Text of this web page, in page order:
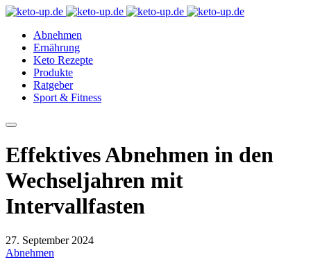
Abnehmen
Ernährung
Keto Rezepte
Produkte
Ratgeber
Sport & Fitness
Effektives Abnehmen in den
Wechseljahren mit
Intervallfasten
27. September 2024
Abnehmen